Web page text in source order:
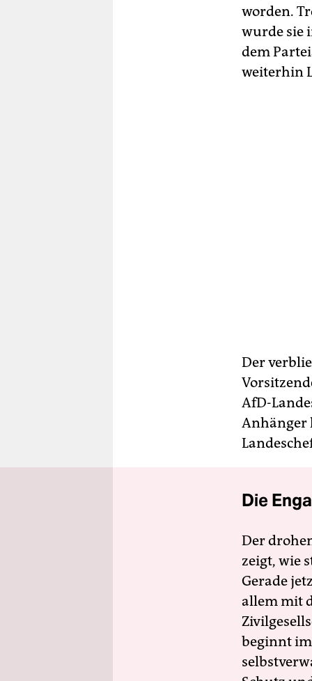
worden.
wurde sie
dem
weiterhin
Der
AfD-
Anhänger
Die
Der
zeigt, wie
Gerade
allem mit
beginnt